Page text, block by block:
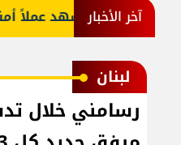
آخر الأخبار
ستشهد عملاً أمنياً
لبنان
رسامني خلال